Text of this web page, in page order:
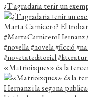
¿T'agradaria tenir un
«Matrioixques» és la